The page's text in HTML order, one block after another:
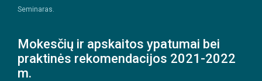
Seminaras.
Mokesčių ir apskaitos ypatumai bei
praktinės rekomendacijos 2021-2022
m.